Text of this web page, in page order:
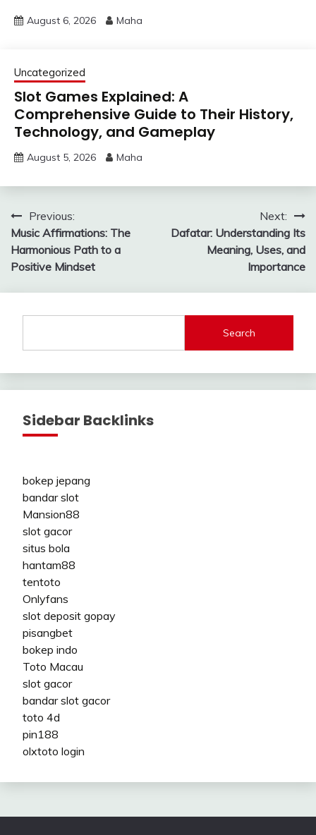
August 6, 2026 Maha
Uncategorized
Slot Games Explained: A
Comprehensive Guide to Their History,
Technology, and Gameplay
August 5, 2026 Maha
Post
navigation
Previous:
Music Affirmations: The
Harmonious Path to a
Positive Mindset
Next:
Dafatar: Understanding Its
Meaning, Uses, and
Importance
Search
Sidebar Backlinks
bokep jepang
bandar slot
Mansion88
slot gacor
situs bola
hantam88
tentoto
Onlyfans
slot deposit gopay
pisangbet
bokep indo
Toto Macau
slot gacor
bandar slot gacor
toto 4d
pin188
olxtoto login